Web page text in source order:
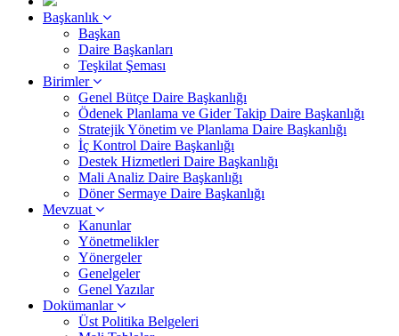
Başkanlık
Başkan
Daire Başkanları
Teşkilat Şeması
Birimler
Genel Bütçe Daire Başkanlığı
Ödenek Planlama ve Gider Takip Daire Başkanlığı
Stratejik Yönetim ve Planlama Daire Başkanlığı
İç Kontrol Daire Başkanlığı
Destek Hizmetleri Daire Başkanlığı
Mali Analiz Daire Başkanlığı
Döner Sermaye Daire Başkanlığı
Mevzuat
Kanunlar
Yönetmelikler
Yönergeler
Genelgeler
Genel Yazılar
Dokümanlar
Üst Politika Belgeleri